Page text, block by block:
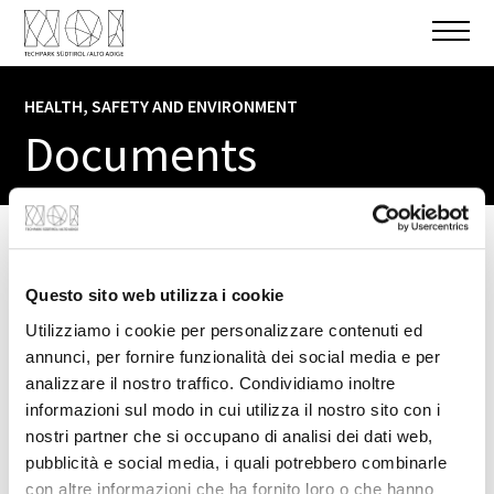
Questo sito web utilizza i cookie
Utilizziamo i cookie per personalizzare contenuti ed
annunci, per fornire funzionalità dei social media e per
analizzare il nostro traffico. Condividiamo inoltre
informazioni sul modo in cui utilizza il nostro sito con i
nostri partner che si occupano di analisi dei dati web,
pubblicità e social media, i quali potrebbero combinarle
con altre informazioni che ha fornito loro o che hanno
HEALTH, SAFETY AND ENVIRONMENT
Documents
HSE Documents
NOI Techpark Bolzano / Bozen
A1
A2
A6
B1 (UniBZ)